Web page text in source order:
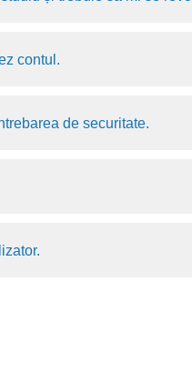
contul.
de securitate.